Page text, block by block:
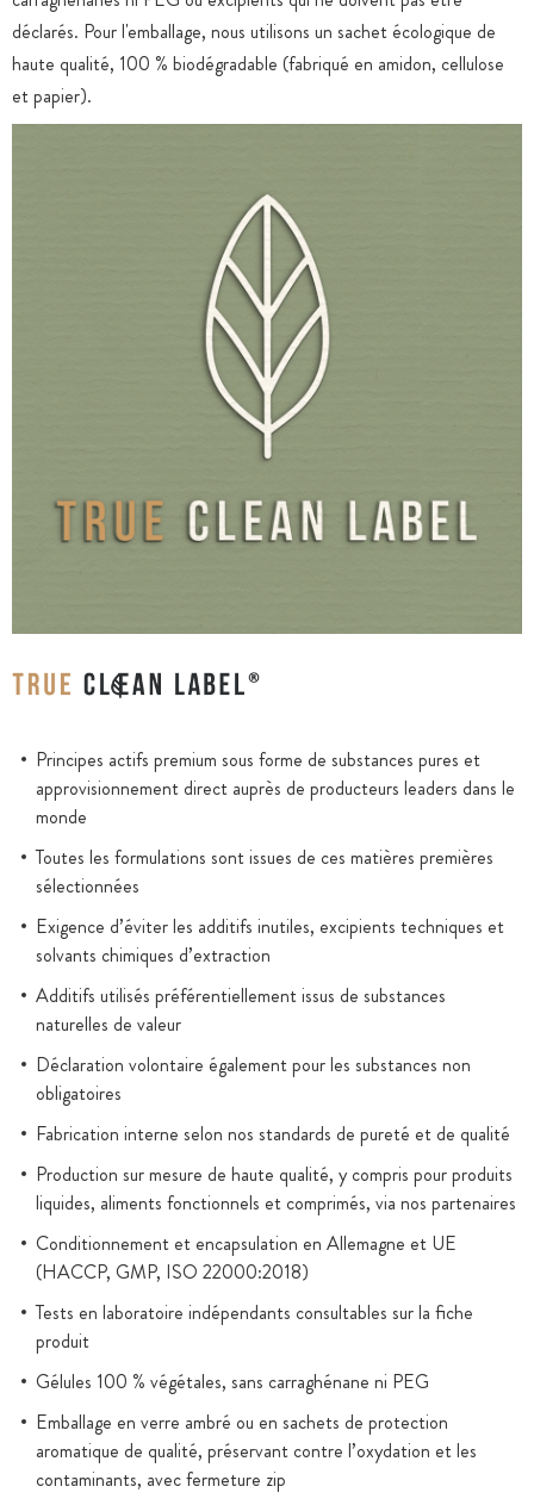
déclarés. Pour l'emballage, nous utilisons un sachet écologique de
haute qualité, 100 % biodégradable (fabriqué en amidon, cellulose
et papier).
Principes actifs premium sous forme de substances pures et
approvisionnement direct auprès de producteurs leaders dans le
monde
Toutes les formulations sont issues de ces matières premières
sélectionnées
Exigence d’éviter les additifs inutiles, excipients techniques et
solvants chimiques d’extraction
Additifs utilisés préférentiellement issus de substances
naturelles de valeur
Déclaration volontaire également pour les substances non
obligatoires
Fabrication interne selon nos standards de pureté et de qualité
Production sur mesure de haute qualité, y compris pour produits
liquides, aliments fonctionnels et comprimés, via nos partenaires
Conditionnement et encapsulation en Allemagne et UE
(HACCP, GMP, ISO 22000:2018)
Tests en laboratoire indépendants consultables sur la fiche
produit
Gélules 100 % végétales, sans carraghénane ni PEG
Emballage en verre ambré ou en sachets de protection
aromatique de qualité, préservant contre l’oxydation et les
contaminants, avec fermeture zip